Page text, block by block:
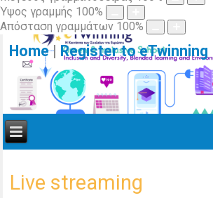
Ύψος γραμμής 100%
Απόσταση γραμμάτων 100%
Home| Register to eTwinning
Live streaming